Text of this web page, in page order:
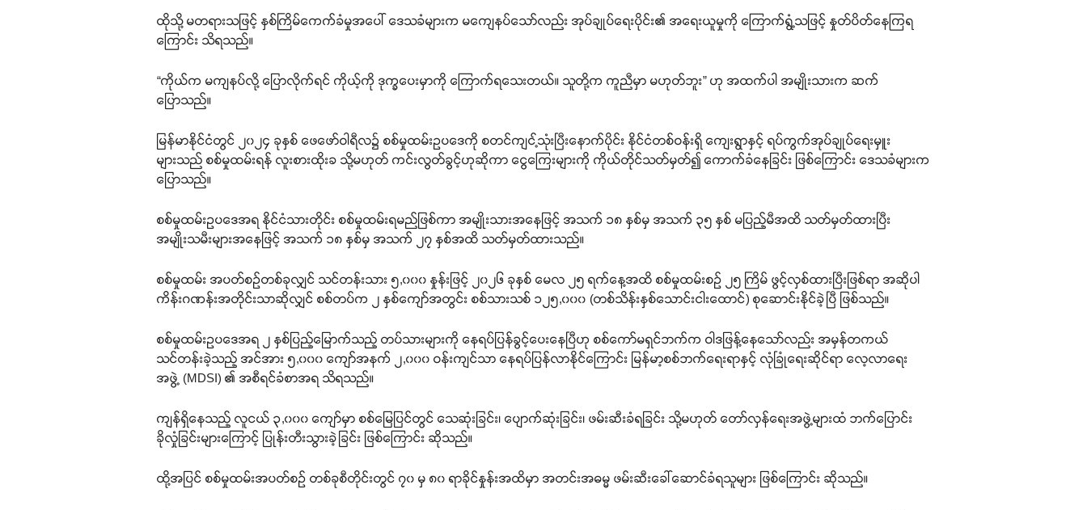
ထိုသို့ မတရားသဖြင့် နှစ်ကြိမ်ကေက်ခံမှုအပေါ် ဒေသခံများက မကျေနပ်သော်လည်း အုပ်ချုပ်ရေးပိုင်း၏ အရေးယူမှုကို ကြောက်ရွံ့သဖြင့် နှုတ်ပိတ်နေကြရ
ကြောင်း သိရသည်။
“ကိုယ်က မကျနပ်လို့ ပြောလိုက်ရင် ကိုယ့်ကို ဒုက္ခပေးမှာကို ကြောက်ရသေးတယ်။ သူတို့က ကူညီမှာ မဟုတ်ဘူး” ဟု အထက်ပါ အမျိုးသားက ဆက်
ပြောသည်။
မြန်မာနိုင်ငံတွင် ၂၀၂၄ ခုနှစ် ဖေဖော်ဝါရီလ၌ စစ်မှုထမ်းဥပဒေကို စတင်ကျင့်သုံးပြီးနောက်ပိုင်း နိုင်ငံတစ်ဝန်းရှိ ကျေးရွာနှင့် ရပ်ကွက်အုပ်ချုပ်ရေးမှူး
များသည် စစ်မှုထမ်းရန် လူးစားထိုးခ သို့မဟုတ် ကင်းလွတ်ခွင့်ဟုဆိုကာ ငွေကြေးများကို ကိုယ်တိုင်သတ်မှတ်၍ ကောက်ခံနေခြင်း ဖြစ်ကြောင်း ဒေသခံများက
ပြောသည်။
စစ်မှုထမ်းဥပဒေအရ နိုင်ငံသားတိုင်း စစ်မှုထမ်းရမည်ဖြစ်ကာ အမျိုးသားအနေဖြင့် အသက် ၁၈ နှစ်မှ အသက် ၃၅ နှစ် မပြည့်မီအထိ သတ်မှတ်ထားပြီး
အမျိုးသမီးများအနေဖြင့် အသက် ၁၈ နှစ်မှ အသက် ၂၇ နှစ်အထိ သတ်မှတ်ထားသည်။
စစ်မှုထမ်း အပတ်စဉ်တစ်ခုလျှင် သင်တန်းသား ၅,၀၀၀ နှုန်းဖြင့် ၂၀၂၆ ခုနှစ် မေလ ၂၅ ရက်နေ့အထိ စစ်မှုထမ်းစဉ် ၂၅ ကြိမ် ဖွင့်လှစ်ထားပြီးဖြစ်ရာ အဆိုပါ
ကိန်းဂဏန်းအတိုင်းသာဆိုလျှင် စစ်တပ်က ၂ နှစ်ကျော်အတွင်း စစ်သားသစ် ၁၂၅,၀၀၀ (တစ်သိန်းနှစ်သောင်းငါးထောင်) စုဆောင်းနိုင်ခဲ့ပြီ ဖြစ်သည်။
စစ်မှုထမ်းဥပဒေအရ ၂ နှစ်ပြည့်မြောက်သည့် တပ်သားများကို နေရပ်ပြန်ခွင့်ပေးနေပြီဟု စစ်ကော်မရှင်ဘက်က ဝါဒဖြန့်နေသော်လည်း အမှန်တကယ်
သင်တန်းခဲ့သည့် အင်အား ၅,၀၀၀ ကျော်အနက် ၂,၀၀၀ ဝန်းကျင်သာ နေရပ်ပြန်လာနိုင်ကြောင်း မြန်မာ့စစ်ဘက်ရေးရာနှင့် လုံခြုံရေးဆိုင်ရာ လေ့လာရေး
အဖွဲ့ (MDSI) ၏ အစီရင်ခံစာအရ သိရသည်။
ကျန်ရှိနေသည့် လူငယ် ၃,၀၀၀ ကျော်မှာ စစ်မြေပြင်တွင် သေဆုံးခြင်း၊ ပျောက်ဆုံးခြင်း၊ ဖမ်းဆီးခံရခြင်း သို့မဟုတ် တော်လှန်ရေးအဖွဲ့များထံ ဘက်ပြောင်း
ခိုလှုံခြင်းများကြောင့် ပြုန်းတီးသွားခဲ့ခြင်း ဖြစ်ကြောင်း ဆိုသည်။
ထို့အပြင် စစ်မှုထမ်းအပတ်စဉ် တစ်ခုစီတိုင်းတွင် ၇၀ မှ ၈၀ ရာခိုင်နှုန်းအထိမှာ အတင်းအဓမ္မ ဖမ်းဆီးခေါ်ဆောင်ခံရသူများ ဖြစ်ကြောင်း ဆိုသည်။